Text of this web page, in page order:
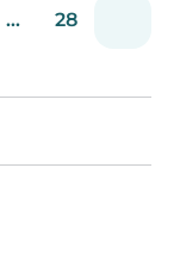
... 28